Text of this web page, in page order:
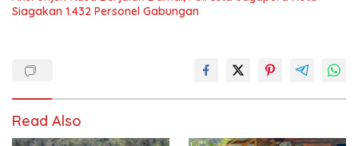
Siagakan 1.432 Personel Gabungan
Read Also